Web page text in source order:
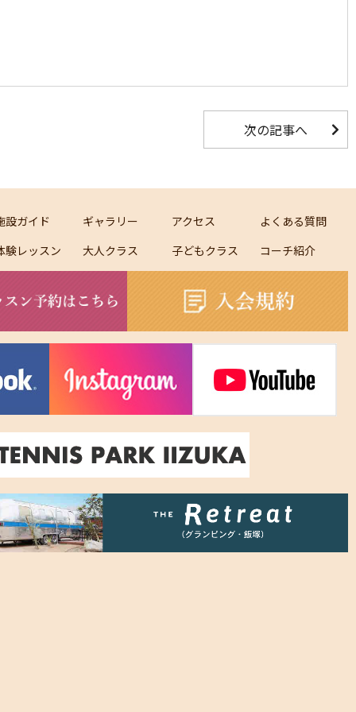
次の記事へ
設ガイド ギャラリー アクセス
よくある質問
験レッスン 大人クラス 子どもクラス コーチ紹介